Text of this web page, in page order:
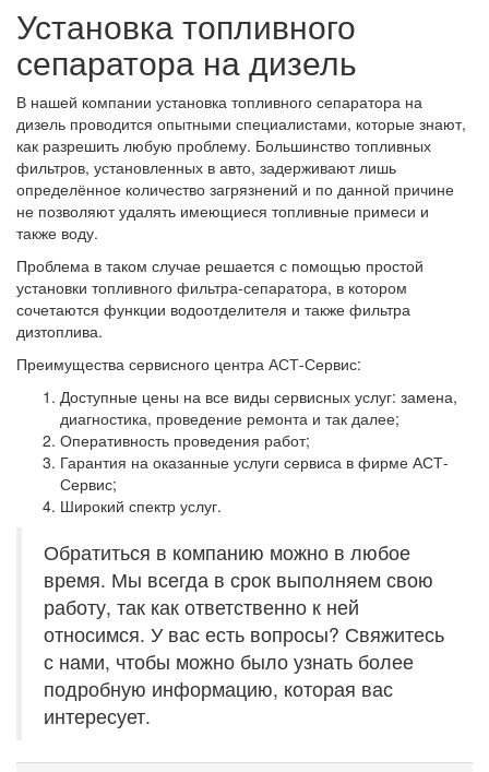
Установка топливного
сепаратора на дизель
В нашей компании установка топливного сепаратора на
дизель проводится опытными специалистами, которые знают,
как разрешить любую проблему. Большинство топливных
фильтров, установленных в авто, задерживают лишь
определённое количество загрязнений и по данной причине
не позволяют удалять имеющиеся топливные примеси и
также воду.
Проблема в таком случае решается с помощью простой
установки топливного фильтра-сепаратора, в котором
сочетаются функции водоотделителя и также фильтра
дизтоплива.
Преимущества сервисного центра АСТ-Сервис:
Доступные цены на все виды сервисных услуг: замена,
диагностика, проведение ремонта и так далее;
Оперативность проведения работ;
Гарантия на оказанные услуги сервиса в фирме АСТ-
Сервис;
Широкий спектр услуг.
Обратиться в компанию можно в любое
время. Мы всегда в срок выполняем свою
работу, так как ответственно к ней
относимся. У вас есть вопросы? Свяжитесь
с нами, чтобы можно было узнать более
подробную информацию, которая вас
интересует.